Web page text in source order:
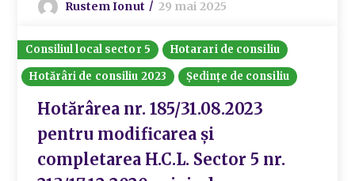
Rustem Ionut 29 mai 2025
Consiliul local sector 5
Hotarari de consiliu
Hotărâri de consiliu 2023
Ședințe de consiliu
Hotărârea nr. 185/31.08.2023
pentru modificarea și
completarea H.C.L. Sector 5 nr.